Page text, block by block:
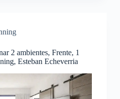
2 ambientes, Frente, 1
Esteban Echeverria